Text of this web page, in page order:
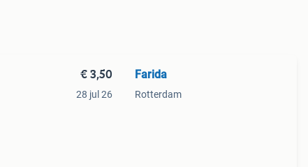
€ 3,50
28 jul 26
Farida
Rotterdam